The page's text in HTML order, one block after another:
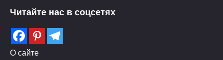
Читайте нас в соцсетях
О сайте